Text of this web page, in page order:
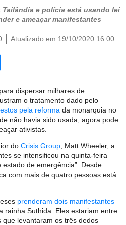
e polícia está usando lei
e ameaçar manifestantes
Atualizado em 19/10/2020 16:00
dispersar milhares de
o tratamento dado pelo
pela reforma da monarquia no
não havia sido usada, agora pode
ativistas.
do Crisis Group, Matt Wheeler, a
se intensificou na quinta-feira
de emergência”. Desde
com mais de quatro pessoas está
prenderam dois manifestantes
rainha Suthida. Eles estariam entre
levantaram os três dedos